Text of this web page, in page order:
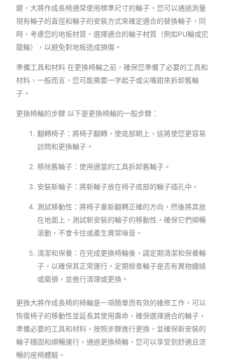
鍵，大將作成長椅通常使用標準尺寸的輪子，您可以通過測量
現有輪子的直徑和輪子的安裝方式來確定適合的替換輪子，同
時，考慮您的地板材質，選擇適合的輪子材質（例如PU輪或尼
龍輪），以避免對地板造成損傷。
準備工具和材料 在更換椅輪之前，確保您準備了必要的工具和
材料，一般而言，您可能需要一字起子或尖嘴鉗來拆卸舊輪
子。
更換椅輪的步驟 以下是更換椅輪的一般步驟：
翻轉椅子：將椅子翻轉，使底部朝上，這將使您更容易
訪問和更換輪子。
移除舊輪子：使用適當的工具拆卸舊輪子。
安裝新輪子：將新輪子放在椅子底部的輪子插孔中。
測試移動性：將椅子重新翻轉正確的方向，然後將其放
在地面上，測試新安裝的輪子的移動性，確保它們順暢
滾動，不會卡住或產生異常噪音。
清潔和保養：在完成更換椅輪後，請定期清潔和保養輪
子，以確保其正常運行。定期檢查輪子是否有異物纏繞
或磨損，並進行清理或更換。
更換大將作成長椅的椅輪是一項簡單而有效的維修工作，可以
恢復椅子的移動性並延長其使用壽命，確保選擇適合的輪子，
準備必要的工具和材料，按照步驟進行更換，並確保新安裝的
輪子穩固和順暢運行，通過更換椅輪，您可以享受到舒適且流
暢的座椅體驗。